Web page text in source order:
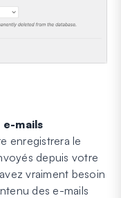
mails
enregistrera le
depuis votre
vraiment besoin
des e-mails